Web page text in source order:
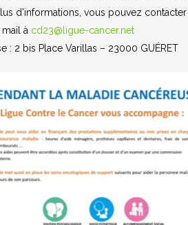
Programmes
Séjours
d’informations, vous pouvez
à cd23@ligue-cancer.net
: 2 bis Place Varillas – 23000 GUÉRET